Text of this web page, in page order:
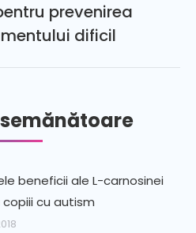
pentru prevenirea
dificil
beneficii ale L-carnosinei
cu autism